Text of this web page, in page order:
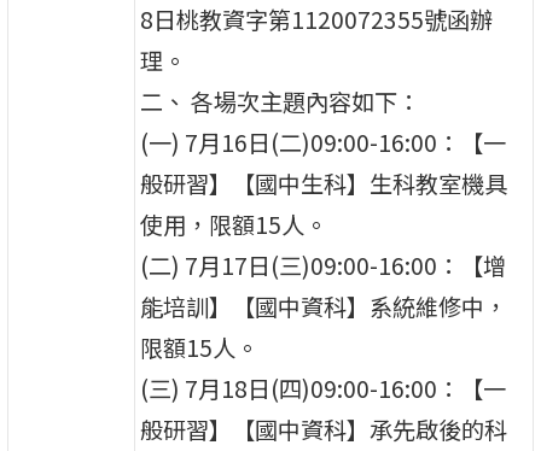
8日桃教資字第1120072355號函辦
理。
二、 各場次主題內容如下：
(一) 7月16日(二)09:00-16:00：【一
般研習】【國中生科】生科教室機具
使用，限額15人。
(二) 7月17日(三)09:00-16:00：【增
能培訓】【國中資科】系統維修中，
限額15人。
(三) 7月18日(四)09:00-16:00：【一
般研習】【國中資科】承先啟後的科